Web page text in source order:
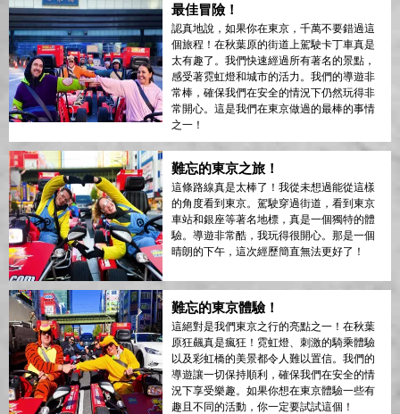
最佳冒險！
認真地說，如果你在東京，千萬不要錯過這
個旅程！在秋葉原的街道上駕駛卡丁車真是
太有趣了。我們快速經過所有著名的景點，
感受著霓虹燈和城市的活力。我們的導遊非
常棒，確保我們在安全的情況下仍然玩得非
常開心。這是我們在東京做過的最棒的事情
之一！
難忘的東京之旅！
這條路線真是太棒了！我從未想過能從這樣
的角度看到東京。駕駛穿過街道，看到東京
車站和銀座等著名地標，真是一個獨特的體
驗。導遊非常酷，我玩得很開心。那是一個
晴朗的下午，這次經歷簡直無法更好了！
難忘的東京體驗！
這絕對是我們東京之行的亮點之一！在秋葉
原狂飆真是瘋狂！霓虹燈、刺激的騎乘體驗
以及彩虹橋的美景都令人難以置信。我們的
導遊讓一切保持順利，確保我們在安全的情
況下享受樂趣。如果你想在東京體驗一些有
趣且不同的活動，你一定要試試這個！